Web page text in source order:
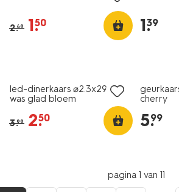
2.49 1.
50 1.
39
led-dinerkaars ⌀2.3x29cm
was glad bloem
3.99 2.
50
cherry
5.
99
pagina 1 van 11